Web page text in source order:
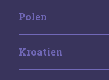
Polen
Kroatien